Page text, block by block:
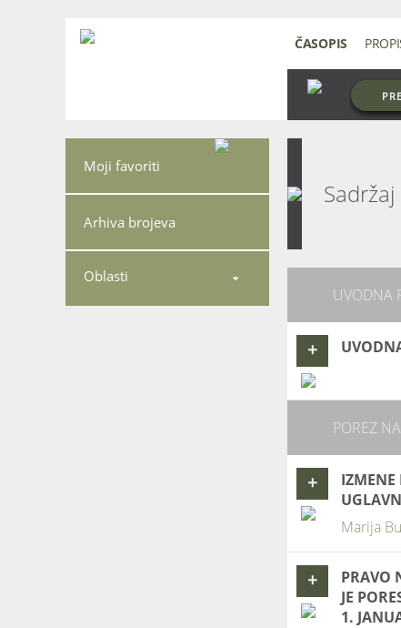
ČASOPIS
Moji favoriti
Arhiva brojeva
Oblasti 
Sadržaj
UVODNA
+
POREZ
+
IZMENE
Marija
+
PRAVO
JE
1.